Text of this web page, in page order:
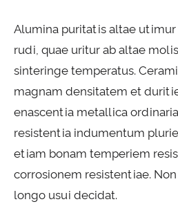
Alumina puritatis altae
rudi, quae uritur ab altae
sinteringe temperatus.
magnam densitatem et
enascentia metallica
resistentia indumentum
etiam bonam temperiem
corrosionem resistentiae.
longo usui decidat.